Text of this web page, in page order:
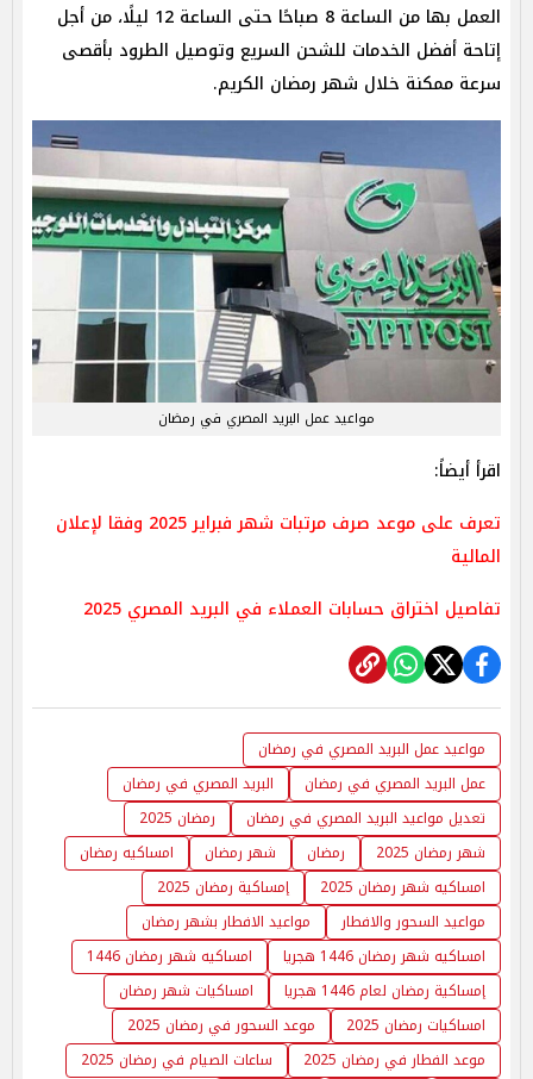
العمل بها من الساعة 8 صباحًا حتى الساعة 12 ليلًا، من أجل
إتاحة أفضل الخدمات للشحن السريع وتوصيل الطرود بأقصى
سرعة ممكنة خلال شهر رمضان الكريم.
مواعيد عمل البريد المصري في رمضان
اقرأ أيضاً:
تعرف على موعد صرف مرتبات شهر فبراير 2025 وفقا لإعلان
المالية
تفاصيل اختراق حسابات العملاء في البريد المصري 2025
مواعيد عمل البريد المصري في رمضان
عمل البريد المصري في رمضان
البريد المصري في رمضان
تعديل مواعيد البريد المصري في رمضان
رمضان 2025
شهر رمضان 2025
رمضان شهر رمضان
امساكيه رمضان
امساكيه شهر رمضان 2025
إمساكية رمضان 2025
مواعيد السحور والافطار
مواعيد الافطار بشهر رمضان
امساكيه شهر رمضان 1446 هجريا
امساكيه شهر رمضان 1446
إمساكية رمضان لعام 1446 هجريا
امساكيات شهر رمضان
امساكيات رمضان 2025
موعد السحور في رمضان 2025
موعد الفطار في رمضان 2025
ساعات الصيام في رمضان 2025